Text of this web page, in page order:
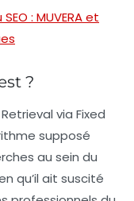
: MUVERA et
?
via Fixed
supposé
au sein du
qu’il ait suscité